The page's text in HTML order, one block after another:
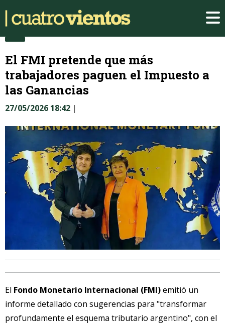
El FMI pretende que más
trabajadores paguen el Impuesto a
las Ganancias
27/05/2026 18:42 |
El Fondo Monetario Internacional (FMI)emitió un
informe detallado con sugerencias para "transformar
profundamente el esquema tributario argentino", con el